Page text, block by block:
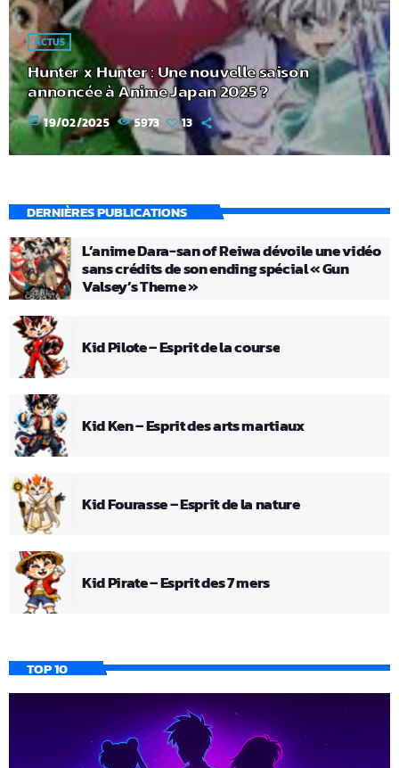
ACTUS
Hunter x Hunter : Une nouvelle saison
annoncée à Anime Japan 2025 ?
today 19/02/2025 5973 13
DERNIÈRES PUBLICATIONS
L’anime Dara-san of Reiwa dévoile une vidéo
sans crédits de son ending spécial « Gun
Valsey’s Theme »
Kid Pilote – Esprit de la course
Kid Ken – Esprit des arts martiaux
Kid Fourasse – Esprit de la nature
Kid Pirate – Esprit des 7 mers
TOP 10